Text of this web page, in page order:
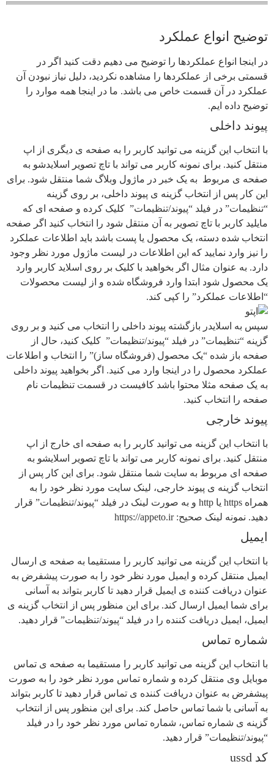
توضیح انواع عملکرد
در اینجا انواع عملکردها را توضیح می دهیم دقت کنید اگر در
قسمتی برخی از عملکردها را مشاهده نکردید، دلیل نیاز نبودن آن
عملکرد در آن قسمت خاص می باشد. ما در اینجا همه موارد را
توضیح داده ایم.
پیوند داخلی
با انتخاب این گزینه می توانید کاربر را به صفحه ی دیگری از اپ
منتقل کنید. برای نمونه کاربر می تواند با تاچ تصویر اسلایدشو به
صفحه ی مربوط به یک خبر در ماژول وبلاگ شما منتقل شود. برای
این کار پس از انتخاب گزینه ی پیوند داخلی، بر روی گزینه
“تنظیمات” در فیلد “پیوند/تنظیمات” کلیک کرده و صفحه ای که
مایلید کاربر با تاچ تصویر به آن منتقل شود را انتخاب کنید اگر صفحه
انتخاب شده دسته، یک محصول یا پست باشد باید اطلاعات عملکرد
را نیز وارد نمایید که این اطلاعات در لیست ماژول مورد نظر وجود
دارد. به عنوان مثال اگر بخواهید با کلیک بر روی اسلاید کاربر وارد
یک محصول شود ابتدا وارد فروشگاه شده و از لیست محصولات
“اطلاعات عملکرد” را کپی کند.
سپس به اسلایدر بازگشته پیوند داخلی را انتخاب می کنید و بر روی
گزینه “تنظیمات” در فیلد “پیوند/تنظیمات” کلیک کنید، حال از
صفحه باز شده “یک محصول (فروشگاه ساز)” را انتخاب و اطلاعات
عملکرد محصول را در اینجا وارد می کنید. اگر بخواهید پیوند داخلی
به یک صفحه مثلا محتوا باشد کافیست در قسمت تنظیمات نام
صفحه را انتخاب کنید.
پیوند خارجی
با انتخاب این گزینه می توانید کاربر را به صفحه ای خارج از اپ
منتقل کنید. برای نمونه کاربر می تواند با تاچ تصویر اسلایشو به
صفحه ای مربوط به سایت شما منتقل شود. برای این کار پس از
انتخاب گزینه ی پیوند خارجی، لینک سایت مورد نظر خود را به
همراه https یا http و به صورت لینک در فیلد “پیوند/تنظیمات” قرار
دهید. نمونه لینک صحیح: https://appeto.ir
ایمیل
با انتخاب این گزینه می توانید کاربر را مستقیما به صفحه ی ارسال
ایمیل منتقل کرده و ایمیل مورد نظر خود را به صورت پیشفرض به
عنوان دریافت کننده ی ایمیل قرار دهید تا کاربر بتواند به آسانی
برای شما ایمیل ارسال کند. برای این منظور پس از انتخاب گزینه ی
ایمیل، ایمیل دریافت کننده را در فیلد “پیوند/تنظیمات” قرار دهید.
شماره تماس
با انتخاب این گزینه می توانید کاربر را مستقیما به صفحه ی تماس
موبایل وی منتقل کرده و شماره تماس مورد نظر خود را به صورت
پیشفرض به عنوان دریافت کننده ی تماس قرار دهید تا کاربر بتواند
به آسانی با شما تماس حاصل کند. برای این منظور پس از انتخاب
گزینه ی شماره تماس، شماره تماس مورد نظر خود را در فیلد
“پیوند/تنظیمات” قرار دهید.
کد ussd